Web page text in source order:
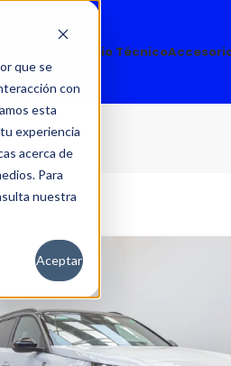
que se
con
esta
experiencia
acerca de
Para
nuestra
Aceptar
Servicio Técnico
5008